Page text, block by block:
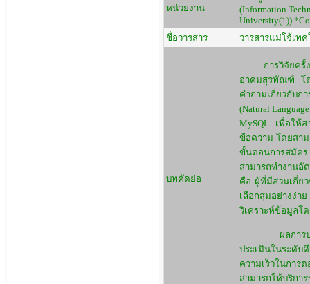
หน่วยงาน
(Information
University(1))
ชื่อวารสาร
วารสารแม่โจ้เท
บทคัดย่อ
การวิจัยครั้งนี้
อาคมสุรทัณฑ์ โด
คำถามเกี่ยวกับก
(Natural
MySQL เพื่อให้
ข้อความ โดยสา
ขั้นตอนการสมัค
สามารถทำงาน
คือ ผู้ที่มีส่วนเกี่ย
เลือกสุ่มอย่างง่า
วิเคราะห์ข้อมูลโ
ผลการประเมิ
ประเมินในระดับ
ความเร็วในกา
สามารถให้บริกา